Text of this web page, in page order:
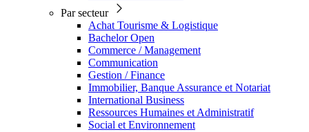
Par secteur
Achat Tourisme & Logistique
Bachelor Open
Commerce / Management
Communication
Gestion / Finance
Immobilier, Banque Assurance et Notariat
International Business
Ressources Humaines et Administratif
Social et Environnement